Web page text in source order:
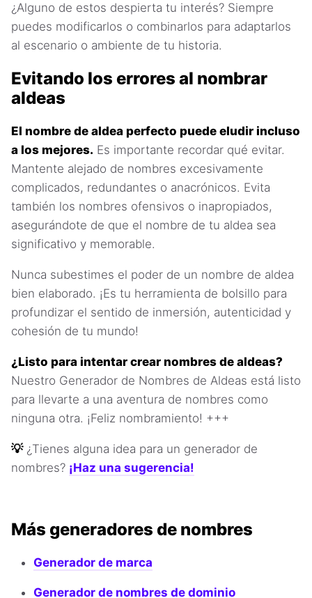
¿Alguno de estos despierta tu interés? Siempre
puedes modificarlos o combinarlos para adaptarlos
al escenario o ambiente de tu historia.
Evitando los errores al nombrar
aldeas
El nombre de aldea perfecto puede eludir incluso
a los mejores. Es importante recordar qué evitar.
Mantente alejado de nombres excesivamente
complicados, redundantes o anacrónicos. Evita
también los nombres ofensivos o inapropiados,
asegurándote de que el nombre de tu aldea sea
significativo y memorable.
Nunca subestimes el poder de un nombre de aldea
bien elaborado. ¡Es tu herramienta de bolsillo para
profundizar el sentido de inmersión, autenticidad y
cohesión de tu mundo!
¿Listo para intentar crear nombres de aldeas?
Nuestro Generador de Nombres de Aldeas está listo
para llevarte a una aventura de nombres como
ninguna otra. ¡Feliz nombramiento! +++
💡 ¿Tienes alguna idea para un generador de
nombres? ¡Haz una sugerencia!
Más generadores de nombres
Generador de marca
Generador de nombres de dominio